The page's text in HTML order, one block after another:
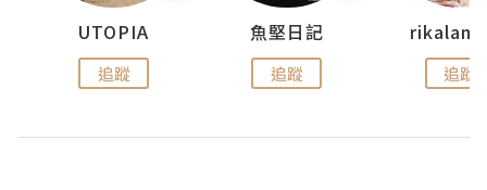
UTOPIA
追蹤
魚堅日記
追蹤 追蹤